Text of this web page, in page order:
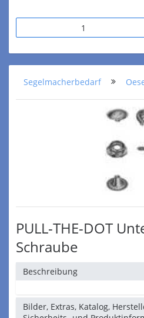
Segelmacherbedarf
PULL-THE-DOT
Schraube
Beschreibung
Bilder, Extras, Katalog,